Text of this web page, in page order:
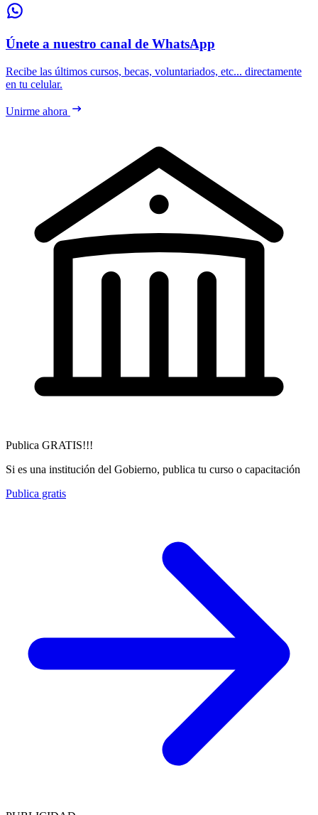
Únete a nuestro canal de WhatsApp
Recibe las últimos cursos, becas, voluntariados, etc... directamente
en tu celular.
Unirme ahora
Publica GRATIS!!!
Si es una institución del Gobierno, publica tu curso o capacitación
Publica gratis